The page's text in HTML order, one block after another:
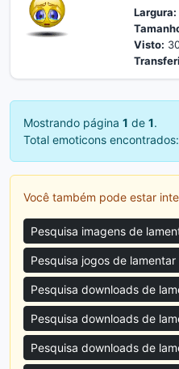
Largura:
Visto:
Mostrando página 1 de 1.
Total emoticons encontrados:
Você também pode estar
Pesquisa imagens de
Pesquisa jogos de lamentar
Pesquisa downloads de
Pesquisa downloads de
Pesquisa downloads de